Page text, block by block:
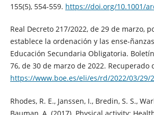
155(5), 554-559. https://doi.org/10.1001/
Real Decreto 217/2022, de 29 de marzo,
establece la ordenación y las ense-
Educación Secundaria Obligatoria.
76, de 30 de marzo de 2022. Recuperado
https://www.boe.es/eli/es/rd/2022/03/29/
Rhodes, R. E., Janssen, I., Bredin, S. S.,
Bauman, A. (2017). Physical activity: